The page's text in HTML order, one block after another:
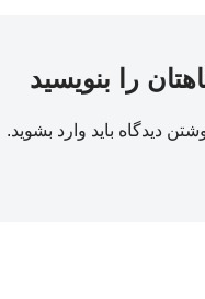
را بنویسید
دیدگاه باید وارد بشوید.